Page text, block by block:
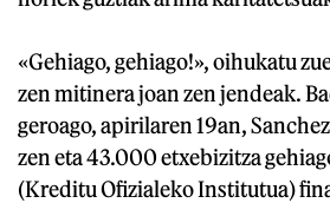
«Gehiago, gehiago!», oihukatu
zen mitinera joan zen jendeak.
geroago, apirilaren 19an,
zen eta 43.000 etxebizitza
(Kreditu Ofizialeko Institutua)